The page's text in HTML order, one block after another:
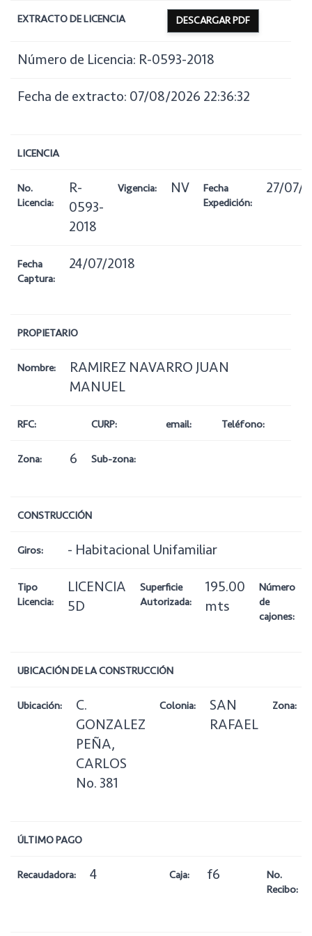
EXTRACTO DE LICENCIA DESCARGAR PDF
Número de Licencia: R-0593-2018
Fecha de extracto: 07/08/2026 22:36:32
LICENCIA
No.
Licencia:
R-
0593-
2018
Vigencia: NV
Fecha
Expedición:
27/07/
Fecha
Captura:
24/07/2018
PROPIETARIO
Nombre:
RAMIREZ NAVARRO JUAN
MANUEL
RFC: CURP: email: Teléfono:
Zona: 6 Sub-zona:
CONSTRUCCIÓN
Giros: - Habitacional Unifamiliar
Tipo
Licencia:
LICENCIA
5D
Superficie
Autorizada:
195.00
mts
Número
de
cajones:
UBICACIÓN DE LA CONSTRUCCIÓN
Ubicación:
C.
GONZALEZ
PEÑA,
CARLOS
No. 381
Colonia:
SAN
RAFAEL
Zona:
ÚLTIMO PAGO
Recaudadora: 4 Caja: f6
No.
Recibo: